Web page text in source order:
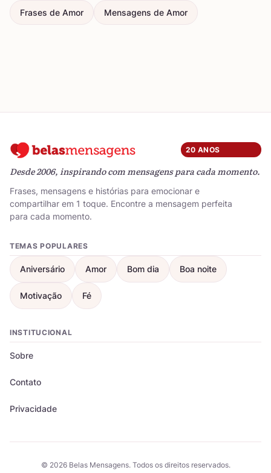
Frases de Amor Mensagens de Amor
20 ANOS
Desde 2006, inspirando com mensagens para cada momento.
Frases, mensagens e histórias para emocionar e
compartilhar em 1 toque. Encontre a mensagem perfeita
para cada momento.
TEMAS POPULARES
Aniversário Amor Bom dia Boa noite
Motivação Fé
INSTITUCIONAL
Sobre
Contato
Privacidade
© 2026 Belas Mensagens. Todos os direitos reservados.